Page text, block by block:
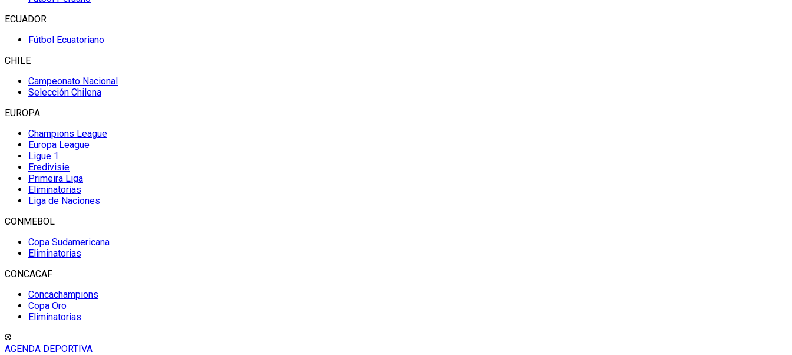
ECUADOR
Fútbol Ecuatoriano
CHILE
Campeonato Nacional
Selección Chilena
EUROPA
Champions League
Europa League
Ligue 1
Eredivisie
Primeira Liga
Eliminatorias
Liga de Naciones
CONMEBOL
Copa Sudamericana
Eliminatorias
CONCACAF
Concachampions
Copa Oro
Eliminatorias
AGENDA DEPORTIVA